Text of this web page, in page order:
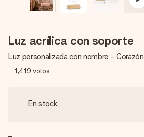
Luz acrílica con soporte
Luz personalizada con nombre - Corazón
1,419 votos
En stock